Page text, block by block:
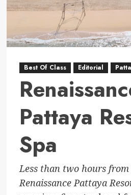
Best Of Class Editorial
Pattaya
Spa
Less than two hours from
Renaissance Pattaya